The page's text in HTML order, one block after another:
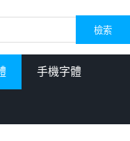
手機字體